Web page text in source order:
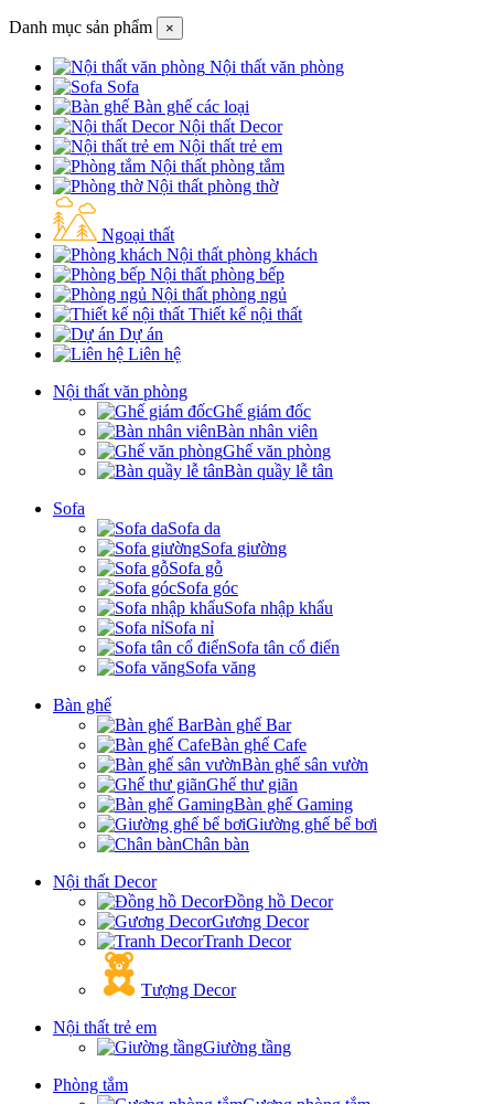
Danh mục sản phẩm ×
Nội thất văn phòng
Sofa
Bàn ghế các loại
Nội thất Decor
Nội thất trẻ em
Nội thất phòng tắm
Nội thất phòng thờ
Ngoại thất
Nội thất phòng khách
Nội thất phòng bếp
Nội thất phòng ngủ
Thiết kế nội thất
Dự án
Liên hệ
Nội thất văn phòng
Ghế giám đốc
Bàn nhân viên
Ghế văn phòng
Bàn quầy lễ tân
Sofa
Sofa da
Sofa giường
Sofa gỗ
Sofa góc
Sofa nhập khẩu
Sofa nỉ
Sofa tân cổ điển
Sofa văng
Bàn ghế
Bàn ghế Bar
Bàn ghế Cafe
Bàn ghế sân vườn
Ghế thư giãn
Bàn ghế Gaming
Giường ghế bể bơi
Chân bàn
Nội thất Decor
Đồng hồ Decor
Gương Decor
Tranh Decor
Tượng Decor
Nội thất trẻ em
Giường tầng
Phòng tắm